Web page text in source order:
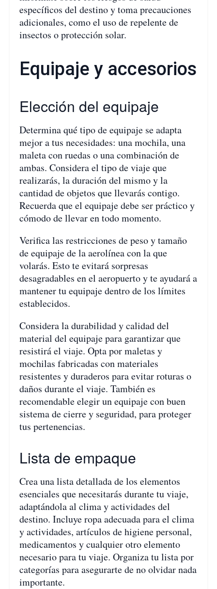
específicos del destino y toma precauciones
adicionales, como el uso de repelente de
insectos o protección solar.
Equipaje y accesorios
Elección del equipaje
Determina qué tipo de equipaje se adapta
mejor a tus necesidades: una mochila, una
maleta con ruedas o una combinación de
ambas. Considera el tipo de viaje que
realizarás, la duración del mismo y la
cantidad de objetos que llevarás contigo.
Recuerda que el equipaje debe ser práctico y
cómodo de llevar en todo momento.
Verifica las restricciones de peso y tamaño
de equipaje de la aerolínea con la que
volarás. Esto te evitará sorpresas
desagradables en el aeropuerto y te ayudará a
mantener tu equipaje dentro de los límites
establecidos.
Considera la durabilidad y calidad del
material del equipaje para garantizar que
resistirá el viaje. Opta por maletas y
mochilas fabricadas con materiales
resistentes y duraderos para evitar roturas o
daños durante el viaje. También es
recomendable elegir un equipaje con buen
sistema de cierre y seguridad, para proteger
tus pertenencias.
Lista de empaque
Crea una lista detallada de los elementos
esenciales que necesitarás durante tu viaje,
adaptándola al clima y actividades del
destino. Incluye ropa adecuada para el clima
y actividades, artículos de higiene personal,
medicamentos y cualquier otro elemento
necesario para tu viaje. Organiza tu lista por
categorías para asegurarte de no olvidar nada
importante.